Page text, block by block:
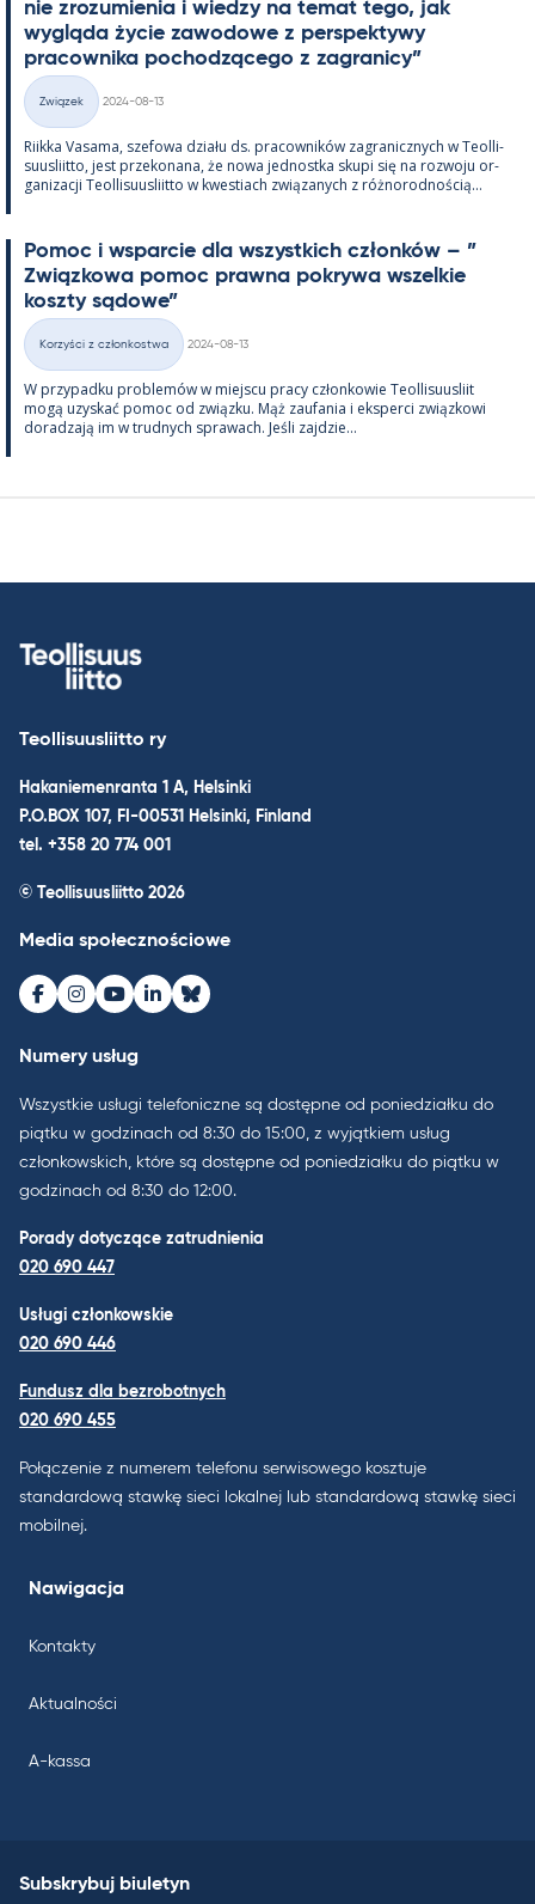
nie zrozu­mie­nia i wiedzy na te­mat tego, jak
wygląda życie zawo­dowe z pers­pek­tywy
pracow­nika poc­hodzącego z za­gra­nicy”
Kategorie
Związek
2024-08-13
Riikka Va­sama, sze­fowa działu ds. pracow­ników za­gra­nicz­nych w Teol­li­
suus­liitto, jest prze­ko­nana, że nowa jed­nostka skupi się na rozwoju or­
ga­nizacji Teol­li­suus­liitto w kwes­tiach związa­nych z róż­no­rod­nością...
Po­moc i ws­parcie dla wszyst­kich członków – ”
Związ­kowa po­moc prawna pok­rywa wszel­kie
koszty są­dowe”
Kategorie
Korzyści z członkostwa
2024-08-13
W przy­padku problemów w miejscu pracy człon­kowie Teol­li­suus­liit
mogą uzys­kać po­moc od związku. Mąż zau­fa­nia i eks­perci związ­kowi
do­radzają im w trud­nych sprawach. Jeśli zajdzie...
Teollisuusliitto ry
Hakaniemenranta 1 A, Helsinki
P.O.BOX 107, FI-00531 Helsinki, Finland
tel. +358 20 774 001
© Teollisuusliitto 2026
Media społecznościowe
Facebook
Instagram
Youtube
LinkedInBluesky
Numery usług
Wszystkie usługi telefoniczne są dostępne od poniedziałku do
piątku w godzinach od 8:30 do 15:00, z wyjątkiem usług
członkowskich, które są dostępne od poniedziałku do piątku w
godzinach od 8:30 do 12:00.
Porady dotyczące zatrudnienia
020 690 447
Usługi członkowskie
020 690 446
Fundusz dla bezrobotnych
020 690 455
Połączenie z numerem telefonu serwisowego kosztuje
standardową stawkę sieci lokalnej lub standardową stawkę sieci
mobilnej.
Nawigacja
Kontakty
Aktualności
A-kassa
Subskrybuj biuletyn